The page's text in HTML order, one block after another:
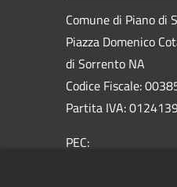
Comune di Piano di
Piazza Domenico
di Sorrento NA
Codice Fiscale:
Partita IVA:
PEC: